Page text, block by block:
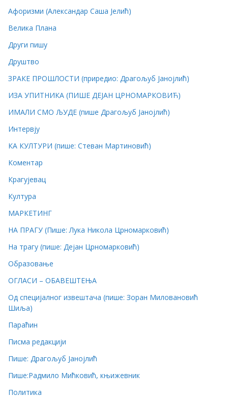
Афоризми (Александар Саша Јелић)
Велика Плана
Други пишу
Друштво
ЗРАКЕ ПРОШЛОСТИ (приредио: Драгољуб Јанојлић)
ИЗА УПИТНИКА (ПИШЕ ДЕЈАН ЦРНОМАРКОВИЋ)
ИМАЛИ СМО ЉУДЕ (пише Драгољуб Јанојлић)
Интервју
КА КУЛТУРИ (пише: Стеван Мартиновић)
Коментар
Крагујевац
Култура
МАРКЕТИНГ
НА ПРАГУ (Пише: Лука Никола Црномарковић)
На трагу (пише: Дејан Црномарковић)
Образовање
ОГЛАСИ – ОБАВЕШТЕЊА
Од специјалног извештача (пише: Зоран Миловановић
Шиља)
Параћин
Писма редакцији
Пише: Драгољуб Јанојлић
Пише:Радмило Мићковић, књижевник
Политика